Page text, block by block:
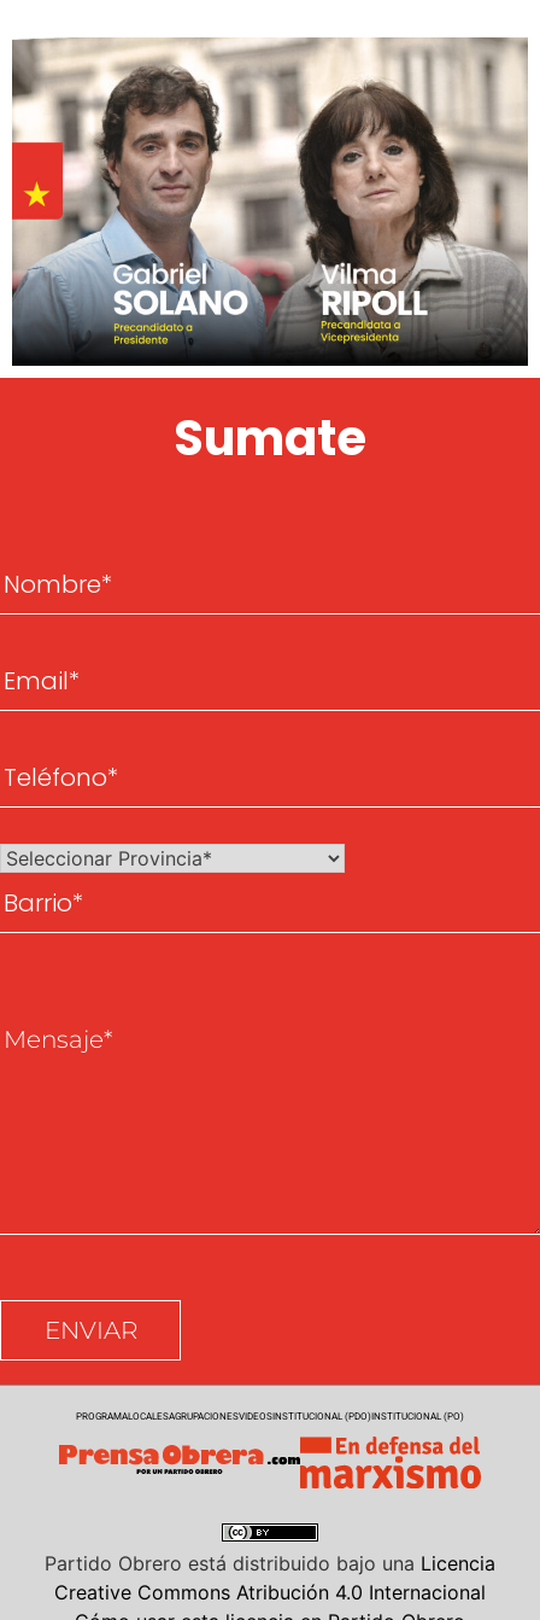
Sumate
PROGRAMALOCALESAGRUPACIONESVIDEOSINSTITUCIONAL (PDO)INSTITUCIONAL (PO)
Partido Obrero está distribuido bajo una Licencia
Creative Commons Atribución 4.0 Internacional